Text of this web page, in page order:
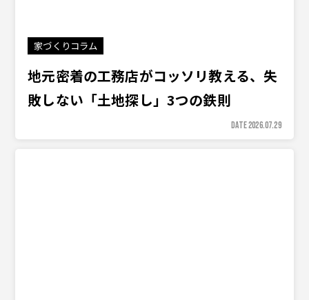
家づくりコラム
地元密着の工務店がコッソリ教える、失
敗しない「土地探し」3つの鉄則
DATE 2026.07.29